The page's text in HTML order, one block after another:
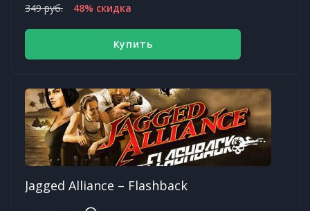
349 руб. 48% скидка
Купить
Jagged Alliance – Flashback